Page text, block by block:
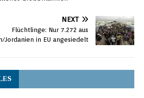
NEXT
Flüchtlinge: Nur 7.272 aus
Jordanien in EU angesiedelt